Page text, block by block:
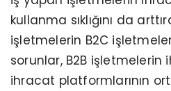
kullanma sıklığını da
işletmelerin B2C
sorunlar, B2B işletmelerin
ihracat platformlarının